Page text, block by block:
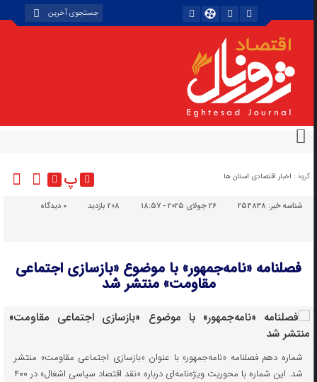
گروه : اخبار اقتصادی استان ها پ
شناسه خبر:254838 26 جولای 2025 - 18:57 208 بازدید دیدگاه
فصلنامه «نامه‌جمهور» با موضوع «بازسازی اجتماعی
مقاومت» منتشر شد
شماره دهم فصلنامه «نامه‌جمهور» با عنوان «بازسازی اجتماعی مقاومت» منتشر
شد. این شماره با محوریت ویژه‌نامه‌ای درباره «نقد اقتصاد سیاسی اشغال» در ۴۰۰